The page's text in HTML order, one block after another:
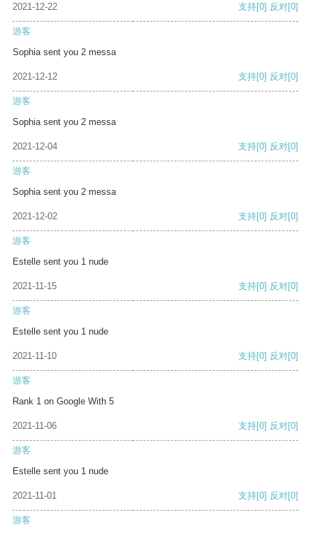
2021-12-22 支持[0] 反对[0]
游客
Sophia sent you 2 messa
2021-12-12 支持[0] 反对[0]
游客
Sophia sent you 2 messa
2021-12-04 支持[0] 反对[0]
游客
Sophia sent you 2 messa
2021-12-02 支持[0] 反对[0]
游客
Estelle sent you 1 nude
2021-11-15 支持[0] 反对[0]
游客
Estelle sent you 1 nude
2021-11-10 支持[0] 反对[0]
游客
Rank 1 on Google With 5
2021-11-06 支持[0] 反对[0]
游客
Estelle sent you 1 nude
2021-11-01 支持[0] 反对[0]
游客